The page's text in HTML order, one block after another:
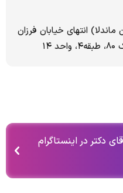
انتهای خیابان فرزان
دکتر در اینستاگرام